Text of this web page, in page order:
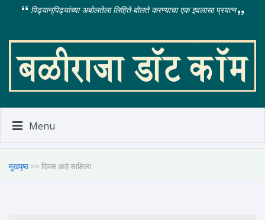
पिढ्यान्‌पिढ्यांच्या अबोलतेला लिहिते-बोलते करण्याचा एक इवलासा प्रयत्न
Menu
मुखपृष्ठ >> दिवस आहे साक्षिला